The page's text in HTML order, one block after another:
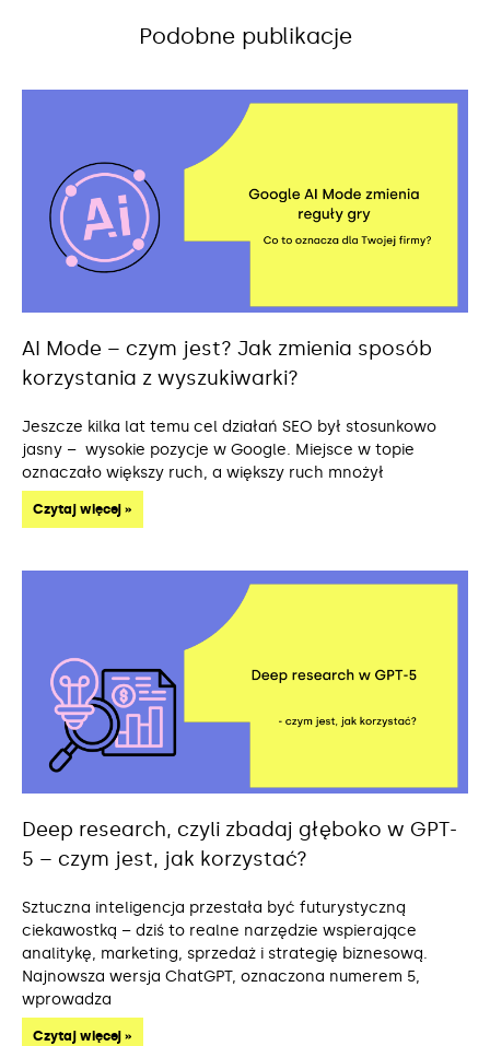
Podobne publikacje
AI Mode – czym jest? Jak zmienia sposób
korzystania z wyszukiwarki?
Jeszcze kilka lat temu cel działań SEO był stosunkowo
jasny – wysokie pozycje w Google. Miejsce w topie
oznaczało większy ruch, a większy ruch mnożył
Czytaj więcej »
Deep research, czyli zbadaj głęboko w GPT-
5 – czym jest, jak korzystać?
Sztuczna inteligencja przestała być futurystyczną
ciekawostką – dziś to realne narzędzie wspierające
analitykę, marketing, sprzedaż i strategię biznesową.
Najnowsza wersja ChatGPT, oznaczona numerem 5,
wprowadza
Czytaj więcej »